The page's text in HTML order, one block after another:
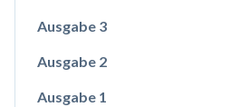
Ausgabe 3
Ausgabe 2
Ausgabe 1